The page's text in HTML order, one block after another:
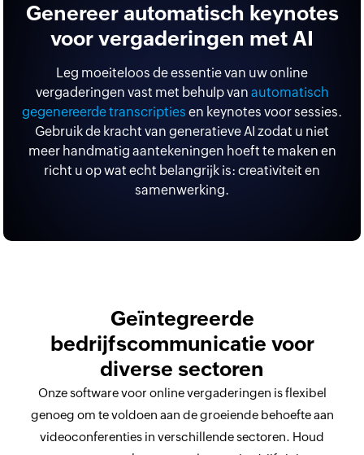
Genereer automatisch keynotes
voor vergaderingen met AI
Leg moeiteloos de essentie van uw online
vergaderingen vast met behulp van automatisch
gegenereerde transcripties en keynotes voor sessies.
Gebruik de kracht van generatieve AI zodat u niet
meer handmatig aantekeningen hoeft te maken en
richt u op wat echt belangrijk is: creativiteit en
samenwerking.
Geïntegreerde
bedrijfscommunicatie voor
diverse sectoren
Onze software voor online vergaderingen is flexibel
genoeg om te voldoen aan de groeiende behoefte aan
videoconferenties in verschillende sectoren. Houd